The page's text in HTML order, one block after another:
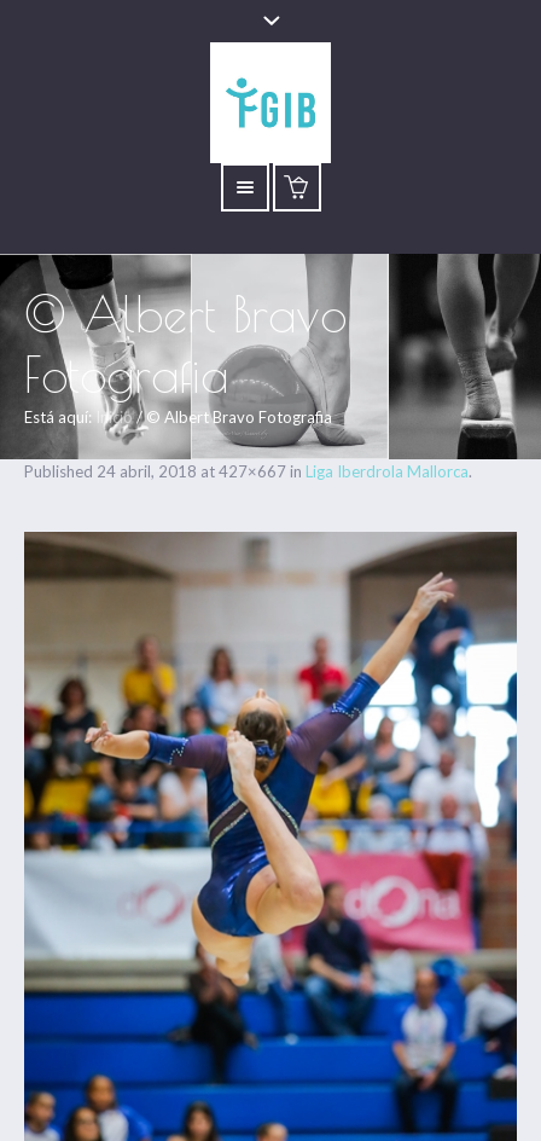
© Albert Bravo
Fotografia
Está aquí: Inicio/© Albert Bravo Fotografia
Published 24 abril, 2018 at 427×667 in Liga Iberdrola Mallorca.